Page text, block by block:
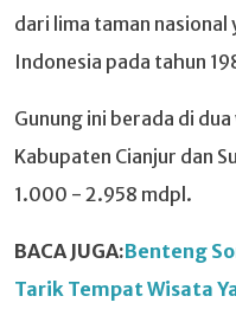
dari lima taman
Indonesia pada tahun
Gunung ini berada di
Kabupaten Cianjur dan
1.000 - 2.958 mdpl.
BACA JUGA:Benteng
Tarik Tempat Wisata